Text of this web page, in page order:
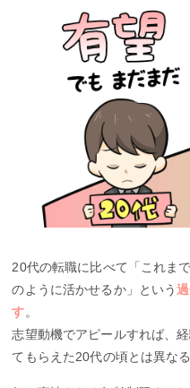
20代の転職に比べて「これま
のように活かせるか」という
す。
志望動機でアピールすれば、
てもらえた20代の頃とは異なる